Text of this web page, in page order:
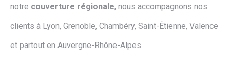
notre couverture régionale, nous accompagnons nos
clients à Lyon, Grenoble, Chambéry, Saint-Étienne, Valence
et partout en Auvergne-Rhône-Alpes.